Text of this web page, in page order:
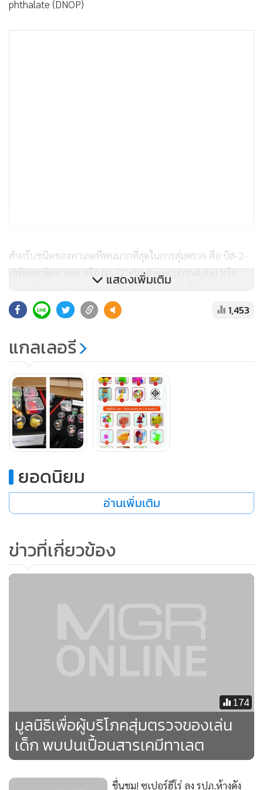
phthalate (DNOP)
สำหรับชนิดของทาเลตที่พบมากที่สุดในการสุ่มตรวจ คือ บิส-2-
เอทิลเฮกซิลทาเลต หรือ bis-(2-ethylhexyl phthalate) หรือ
DEHP โดยแบ่งกลุ่มของเล่นออกเป็น 4 กลุ่ม ดังนี้
ไม่เกิน 0.1 (ไม่เกินเกณฑ์ที่กำหนด) ประกอบด้วย 12 ตัวอย่าง
ได้แก่ ยางกัดมีที่จับ (สีส้ม-เขียว) ยี่ห้อ Mind Care, ยางกัดเป็ด
(สีชมพู) ยี่ห้อ Tesco loves baby, ยางกัด (สีน้ำเงิน) ยี่ห้อ
Playskool baby, ตุ๊กตาพ่นน้ำ, กรุ๊งกริ๊ง (สีน้ำเงิน), ชุดตุ๊กตา
ไดโนเสาร์, อมยิ้มด้ามยาว, ชุดทำอาหารพลาสติก, ตุ๊กตากระต่าย
(สีเหลือง), หุ่นยนต์ซูเปอร์ฮีโร่, ชุดผลไม้ผ่าครึ่ง และตุ๊กตาช้าง
(สีน้ำเงิน) ยี่ห้อ NB Toys
2. กลุ่มที่มีเครื่องหมาย มอก. และตรวจพบทาเลตเกิน 0.1 (เกิน
เกณฑ์ที่กำหนด) ประกอบด้วย 7 ตัวอย่าง ได้แก่ พะยูนสีเขียว
(35.73), แมวน้ำสีชมพู (34.51), ยางบีบ ผลไม้ (33.17), ตุ๊กตา
ยี่ห้อ NB Toys (27.529), ตุ๊กตาไก่สีเหลือง (22.593) และชุด
บล็อกต่อ (12.94)
เทา), ไดโนเสาร์ (สีชมพู), ลูกบอลยาง (มีไฟกระพริบ), ลูกบอล
กัดลายแมว, ยางกัดน้ำ fin, ที่กัดเด็ก, ยางกัดยีราฟ (สีเหลือง), ยาง
กัดรูปหัวใจ (สีแดง-เขียว), ตัวต่อไดโนเสาร์ และรถตักดิน
แสดงเพิ่มเติม
1,453
แกลเลอรี
ยอดนิยม
อ่านเพิ่มเติม
ข่าวที่เกี่ยวข้อง
174
มูลนิธิเพื่อผู้บริโภคสุ่มตรวจของเล่น
เด็ก พบปนเปื้อนสารเคมีทาเลต
ชื่นชม! ซูเปอร์ฮีโร่ ลุง รปภ.ห้างดัง